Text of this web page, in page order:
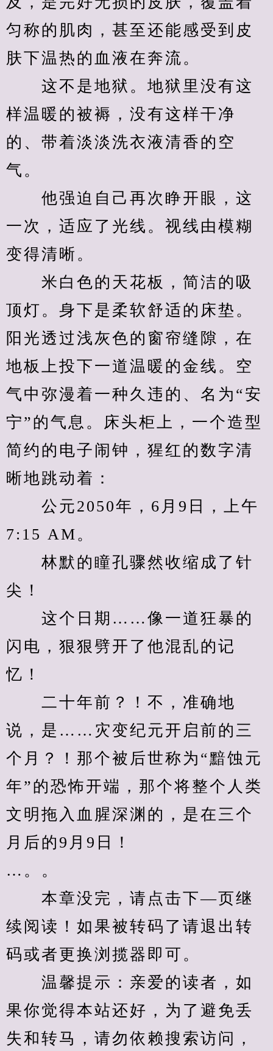
匀称的肌肉，甚至还能感受到皮
肤下温热的血液在奔流。
这不是地狱。地狱里没有这
样温暖的被褥，没有这样干净
的、带着淡淡洗衣液清香的空
气。
他强迫自己再次睁开眼，这
一次，适应了光线。视线由模糊
变得清晰。
米白色的天花板，简洁的吸
顶灯。身下是柔软舒适的床垫。
阳光透过浅灰色的窗帘缝隙，在
地板上投下一道温暖的金线。空
气中弥漫着一种久违的、名为“安
宁”的气息。床头柜上，一个造型
简约的电子闹钟，猩红的数字清
晰地跳动着：
公元2050年，6月9日，上午
7:15 AM。
林默的瞳孔骤然收缩成了针
尖！
这个日期……像一道狂暴的
闪电，狠狠劈开了他混乱的记
忆！
二十年前？！不，准确地
说，是……灾变纪元开启前的三
个月？！那个被后世称为“黯蚀元
年”的恐怖开端，那个将整个人类
文明拖入血腥深渊的，是在三个
月后的9月9日！
…。。
本章没完，请点击下—页继
续阅读！如果被转码了请退出转
码或者更换浏揽器即可。
温馨提示：亲爱的读者，如
果你觉得本站还好，为了避免丢
失和转马，请勿依赖搜索访问，